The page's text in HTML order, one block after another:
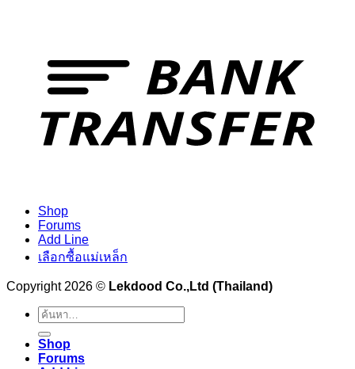
Shop
Forums
Add Line
เลือกซื้อแม่เหล็ก
Copyright 2026 © Lekdood Co.,Ltd (Thailand)
ค้นหา:
Shop
Forums